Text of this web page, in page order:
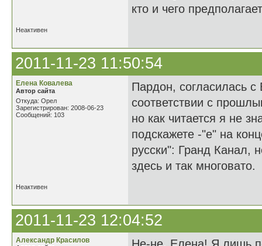
кто и чего
Неактивен
2011-11-23 11:50:54
Елена Ковалева
Автор сайта
Откуда: Орел
Зарегистрирован: 2008-06-23
Сообщений: 103
Пардон, согласилась
соответствии с
но как читается я не
подскажете -"е" на
русски": Гранд Канал,
здесь и так многовато.
Неактивен
2011-11-23 12:04:52
Александр Красилов